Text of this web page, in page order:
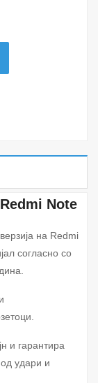
Note
на Redmi
согласно со
и гарантира
удари и